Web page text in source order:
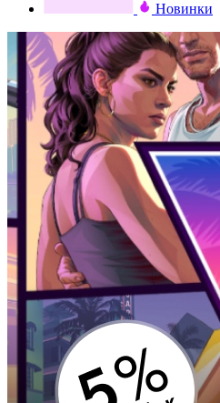
Новинки